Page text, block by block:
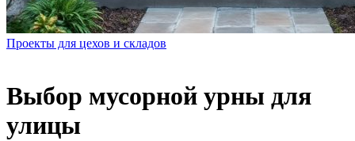
Проекты для цехов и складов
Выбор мусорной урны для
улицы